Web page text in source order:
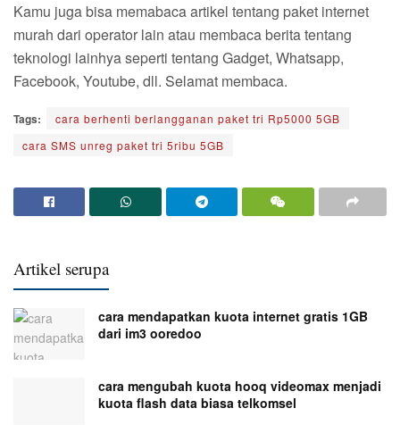
Kamu juga bisa memabaca artikel tentang paket internet
murah dari operator lain atau membaca berita tentang
teknologi lainhya seperti tentang Gadget, Whatsapp,
Facebook, Youtube, dll. Selamat membaca.
Tags:
cara berhenti berlangganan paket tri Rp5000 5GB
cara SMS unreg paket tri 5ribu 5GB
Artikel serupa
cara mendapatkan kuota internet gratis 1GB
dari im3 ooredoo
cara mengubah kuota hooq videomax menjadi
kuota flash data biasa telkomsel